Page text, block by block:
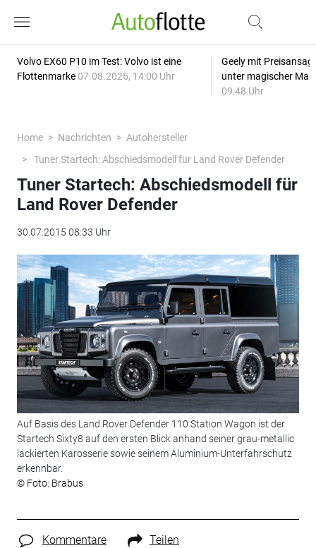
Volvo EX60 P10 im Test: Volvo ist eine
Flottenmarke 07.08.2026, 14:00 Uhr
Geely mit
unter magischer
09:48 Uhr
Home Nachrichten
Autohersteller
Tuner Startech: Abschiedsmodell für Land Rover Defender
Tuner Startech: Abschiedsmodell für
Land Rover Defender
30.07.2015 08:33 Uhr
Auf Basis des Land Rover Defender 110 Station Wagon ist der
Startech Sixty8 auf den ersten Blick anhand seiner grau-metallic
lackierten Karosserie sowie seinem Aluminium-Unterfahrschutz
erkennbar.
© Foto: Brabus
Kommentare Teilen